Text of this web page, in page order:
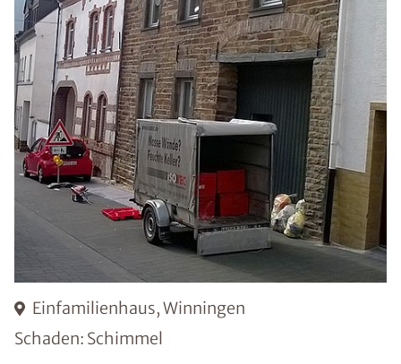
Einfamilienhaus, Winningen
Schaden: Schimmel